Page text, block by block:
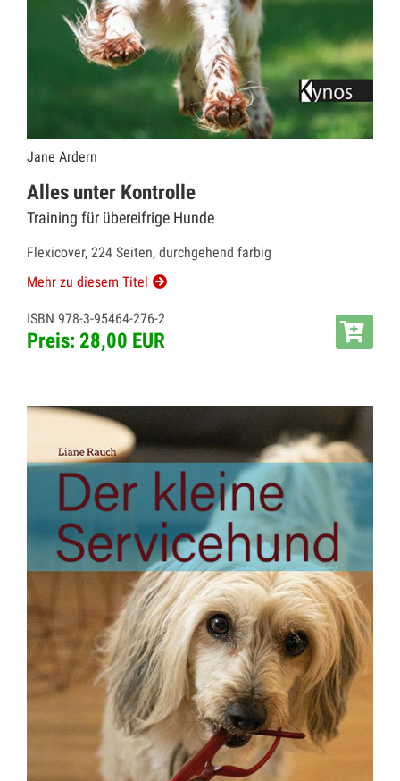
Jane Ardern
Alles unter Kontrolle
Training für übereifrige Hunde
Flexicover, 224 Seiten, durchgehend farbig
Mehr zu diesem Titel
ISBN 978-3-95464-276-2
Preis: 28,00 EUR